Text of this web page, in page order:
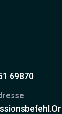
69870